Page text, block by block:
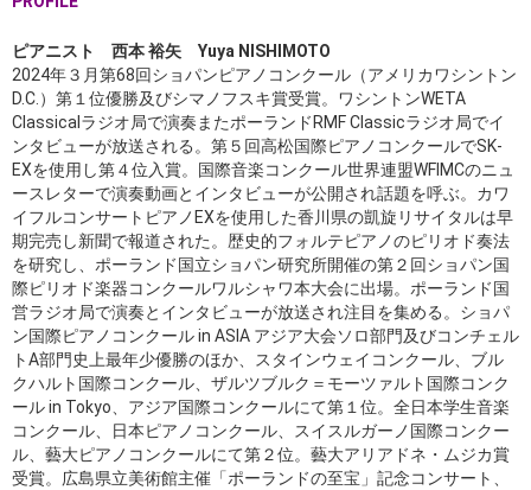
ピアニスト 西本 裕矢 Yuya NISHIMOTO
2024年３月第68回ショパンピアノコンクール（アメリカワシントン
D.C.）第１位優勝及びシマノフスキ賞受賞。ワシントンWETA
Classicalラジオ局で演奏またポーランドRMF Classicラジオ局でイ
ンタビューが放送される。 第５回高松国際ピアノコンクールでSK-
EXを使用し第４位入賞。国際音楽コンクール世界連盟WFIMCのニュ
ースレターで演奏動画とインタビューが公開され話題を呼ぶ。カワ
イフルコンサートピアノEXを使用した香川県の凱旋リサイタルは早
期完売し新聞で報道された。歴史的フォルテピアノのピリオド奏法
を研究し、ポーランド国立ショパン研究所開催の第２回ショパン国
際ピリオド楽器コンクールワルシャワ本大会に出場。ポーランド国
営ラジオ局で演奏とインタビューが放送され注目を集める。ショパ
ン国際ピアノコンクール in ASIA アジア大会ソロ部門及びコンチェル
トA部門史上最年少優勝のほか、スタインウェイコンクール、ブル
クハルト国際コンクール、ザルツブルク＝モーツァルト国際コンク
ール in Tokyo、アジア国際コンクールにて第１位。全日本学生音楽
コンクール、日本ピアノコンクール、スイスルガーノ国際コンクー
ル、藝大ピアノコンクールにて第２位。藝大アリアドネ・ムジカ賞
受賞。広島県立美術館主催「ポーランドの至宝」記念コンサート、